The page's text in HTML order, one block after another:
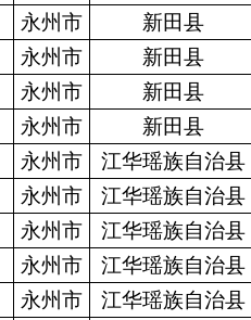
永州市
新田县
永州市
新田县
永州市
新田县
永州市
新田县
永州市
江华瑶族自治县
永州市
江华瑶族自治县
永州市
江华瑶族自治县
永州市
江华瑶族自治县
永州市
江华瑶族自治县